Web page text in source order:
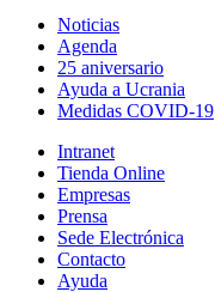
Noticias
Agenda
25 aniversario
Ayuda a Ucrania
Medidas COVID-19
Intranet
Tienda Online
Empresas
Prensa
Sede Electrónica
Contacto
Ayuda